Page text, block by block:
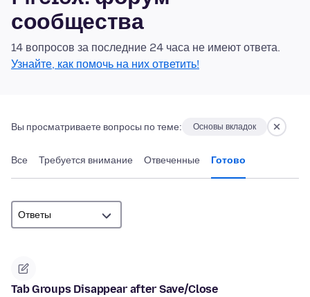
сообщества
14 вопросов за последние 24 часа не имеют ответа.
Узнайте, как помочь на них ответить!
Вы просматриваете вопросы по теме: Основы вкладок
Все Требуется внимание Отвеченные Готово
Tab Groups Disappear after Save/Close